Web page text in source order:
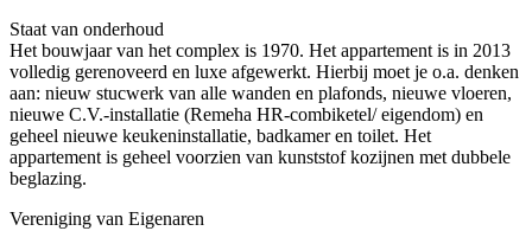
Staat van onderhoud
Het bouwjaar van het complex is 1970. Het appartement is in 2013
volledig gerenoveerd en luxe afgewerkt. Hierbij moet je o.a. denken
aan: nieuw stucwerk van alle wanden en plafonds, nieuwe vloeren,
nieuwe C.V.-installatie (Remeha HR-combiketel/ eigendom) en
geheel nieuwe keukeninstallatie, badkamer en toilet. Het
appartement is geheel voorzien van kunststof kozijnen met dubbele
beglazing.
Vereniging van Eigenaren